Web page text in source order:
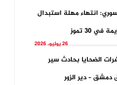
انتهاء مهلة استبدال
في 30 تموز
26 يوليو، 2026
الضحايا بحادث سير
– دير الزور